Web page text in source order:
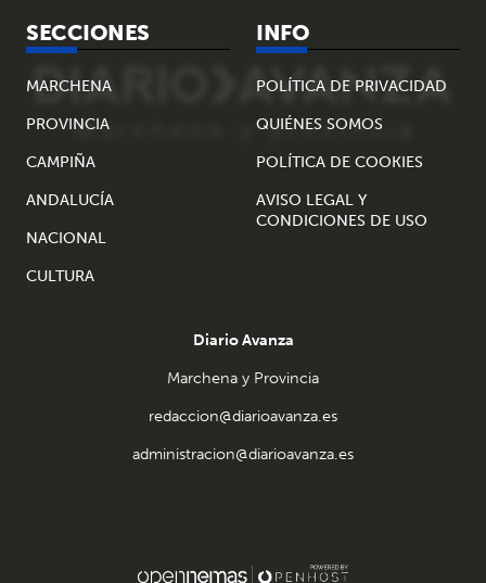
SECCIONES
MARCHENA
PROVINCIA
CAMPIÑA
ANDALUCÍA
NACIONAL
CULTURA
INFO
POLÍTICA DE PRIVACIDAD
QUIÉNES SOMOS
POLÍTICA DE COOKIES
AVISO LEGAL Y
CONDICIONES DE USO
Diario Avanza
Marchena y Provincia
redaccion@diarioavanza.es
administracion@diarioavanza.es